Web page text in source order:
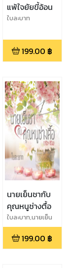
แพ้ใจยัยขี้อ้อน
ใบละบาท
199.00 ฿
นายเย็นชากับ
คุณหนูช่างตื้อ
ใบละบาท,นายเย็น
ชากับคุณหนูช่าง
ตื้อ
199.00 ฿